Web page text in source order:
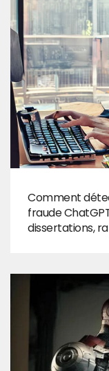
Comment
fraude
dissertations,